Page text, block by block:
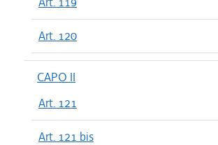
Art. 120
CAPO II
Art. 121
Art. 121 bis